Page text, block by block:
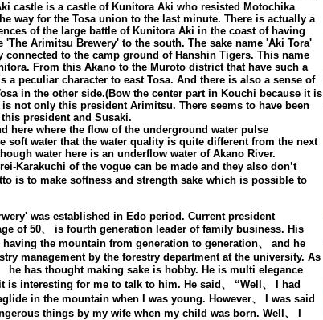
castle is a castle of Kunitora Aki who resisted Motochika
way for the Tosa union to the last minute. There is actually a
of the large battle of Kunitora Aki in the coast of having
'The Arimitsu Brewery' to the south. The sake name 'Aki Tora'
connected to the camp ground of Hanshin Tigers. This name
From this Akano to the Muroto district that have such a
a peculiar character to east Tosa. And there is also a sense of
in the other side.(Bow the center part in Kouchi because it is
not only this president Arimitsu. There seems to have been
president and Susaki.
here where the flow of the underground water pulse
soft water that the water quality is quite different from the next
water here is an underflow water of Akano River.
Karakuchi of the vogue can be made and they also don’t
is to make softness and strength sake which is possible to
was established in Edo period. Current president
of 50、 is fourth generation leader of family business. His
the mountain from generation to generation、 and he
management by the forestry department at the university. As
he has thought making sake is hobby. He is multi elegance
is interesting for me to talk to him. He said、 “Well、 I had
in the mountain when I was young. However、 I was said
things by my wife when my child was born. Well、 I